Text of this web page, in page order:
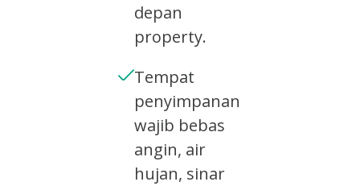
depan
property.
Tempat
penyimpanan
wajib bebas
angin, air
hujan, sinar